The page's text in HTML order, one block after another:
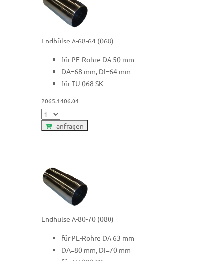
Endhülse A-68-64 (068)
für PE-Rohre DA 50 mm
DA=68 mm, DI=64 mm
für TU 068 SK
2065.1406.04
anfragen
Endhülse A-80-70 (080)
für PE-Rohre DA 63 mm
DA=80 mm, DI=70 mm